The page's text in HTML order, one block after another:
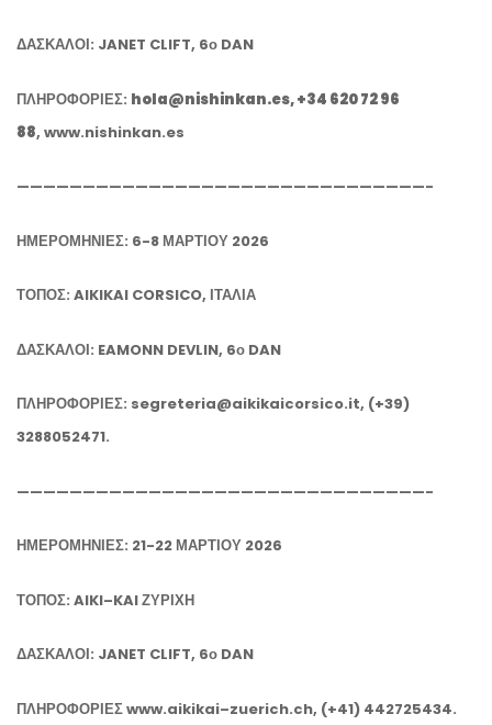
ΔΑΣΚΑΛΟΙ: JANET CLIFT, 6ο DAN
ΠΛΗΡΟΦΟΡΙΕΣ: hola@nishinkan.es,+34 620 72 96
88, www.nishinkan.es
———————————————————————————————-
ΗΜΕΡΟΜΗΝΙΕΣ: 6-8 ΜΑΡΤΙΟΥ 2026
ΤΟΠΟΣ: AIKIKAI CORSICO, ΙΤΑΛΙΑ
ΔΑΣΚΑΛΟΙ: EAMONN DEVLIN, 6ο DAN
ΠΛΗΡΟΦΟΡΙΕΣ: segreteria@aikikaicorsico.it, (+39)
3288052471.
———————————————————————————————-
ΗΜΕΡΟΜΗΝΙΕΣ: 21-22 ΜΑΡΤΙΟΥ 2026
ΤΟΠΟΣ: AIKI–KAIΖΥΡΙΧΗ
ΔΑΣΚΑΛΟΙ: JANET CLIFT, 6ο DAN
ΠΛΗΡΟΦΟΡΙΕΣwww.aikikai–zuerich.ch, (+41) 442725434.